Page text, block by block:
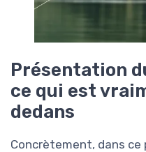
Présentation
ce qui est
dedans
Concrètement, dans ce